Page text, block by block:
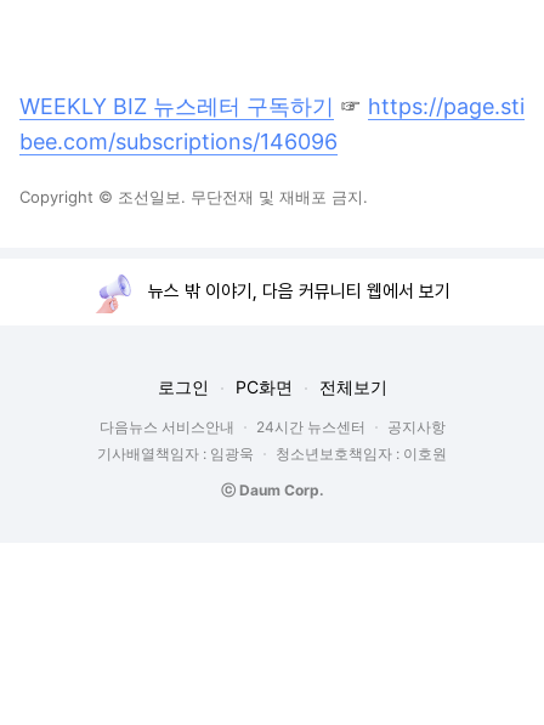
WEEKLY BIZ 뉴스레터 구독하기 ☞ https://page.sti
bee.com/subscriptions/146096
Copyright © 조선일보. 무단전재 및 재배포 금지.
뉴스 밖 이야기, 다음 커뮤니티 웹에서 보기
로그인 PC화면 전체보기
다음뉴스 서비스안내 24시간 뉴스센터
공지사항
기사배열책임자 : 임광욱
청소년보호책임자 : 이호원
ⓒ Daum Corp.